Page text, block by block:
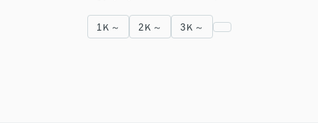
1Ｋ～ 2Ｋ～ 3Ｋ～